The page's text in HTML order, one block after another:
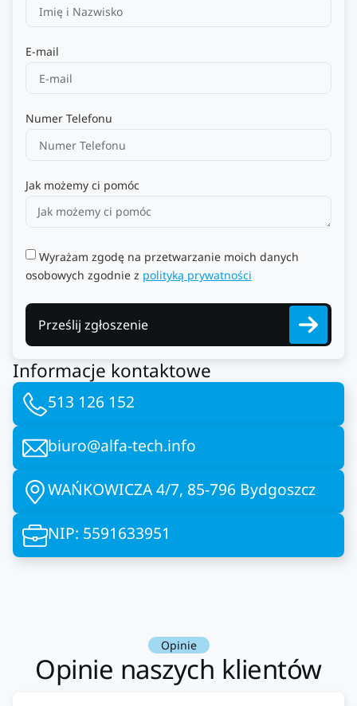
E-mail
Numer Telefonu
Jak możemy ci pomóc
Wyrażam zgodę na przetwarzanie moich danych
osobowych zgodnie z polityką prywatności
Prześlij zgłoszenie
Informacje kontaktowe
513 126 152
biuro@alfa-tech.info
WAŃKOWICZA 4/7, 85-796 Bydgoszcz
NIP: 5591633951
Opinie
Opinie naszych klientów